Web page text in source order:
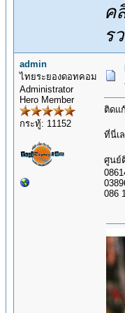
ค
ร
admin
ไทยระยองดอทคอม
Administrator
Hero Member
กระทู้: 11152
ติดแ
ที่นี่เ
ศูนย์
086